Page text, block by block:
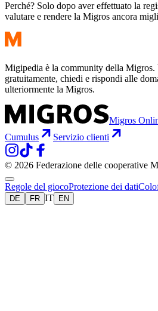
Perché? Solo dopo aver effettuato la
valutare e rendere la Migros ancora
Migipedia è la community della
gratuitamente, chiedi e rispondi alle
ulteriormente la Migros.
Migros
Cumulus
Servizio clienti
© 2026 Federazione delle cooperative
Regole del giocoProtezione dei dati
DE FR IT EN